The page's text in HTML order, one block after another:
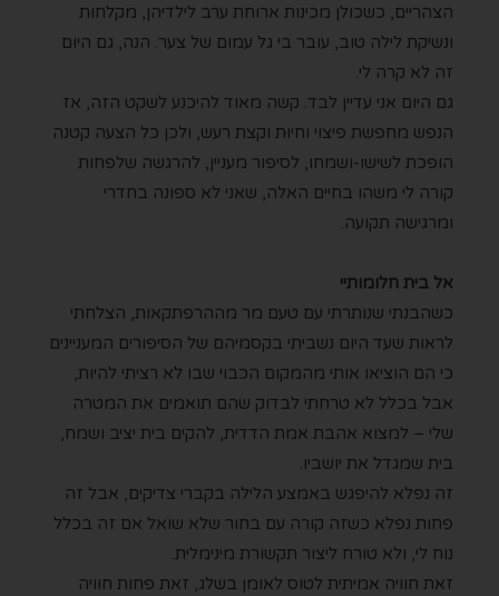
הצהריים, כשכולן מכינות ארוחת ערב לילדיהן, מקלחות
ונשיקת לילה טוב, עובר בי גל עמום של צער. הנה, גם היום
זה לא קרה לי.
גם היום אני עדיין לבד. קשה מאוד להיכנע לשקט הזה, אז
הנפש מחפשת פיצוי וחיוּת וקצת רעש, ולכן כל הצעה קטנה
הופכת לשישו-ושמחו, לסיפור מעניין, להרגשה שלפחות
קורה לי משהו בחיים האלה, שאני לא ספונה בחדרי
ומרגישה תקועה.
אל בית חלומותיי
כשהבנתי שנותרתי עם טעם מר מההרפתקאות, הצלחתי
לראות שעד היום נשביתי בקסמיהם של הסיפורים המעניינים
כי הם הוציאו אותי מהמקום הכבוי שבו לא רציתי להיות,
אבל בכלל לא טרחתי לבדוק שהם תואמים את המטרה
שלי – למצוא אהבת אמת הדדית, להקים בית יציב ושמח,
בית שמגדל את יושביו.
זה נפלא להיפגש באמצע הלילה בקברי צדיקים, אבל זה
פחות נפלא כשזה קורה עם בחור שלא שואל אם זה בכלל
נוח לי, ולא טורח ליצור תקשורת מינימלית.
זאת חוויה אמיתית לטוס לאומן בשלג, זאת פחות חוויה